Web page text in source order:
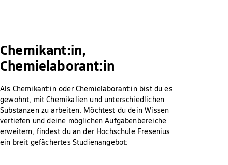
Chemikant:in,
Chemielaborant:in
Als Chemikant:in oder Chemielaborant:in bist du es
gewohnt, mit Chemikalien und unterschiedlichen
Substanzen zu arbeiten. Möchtest du dein Wissen
vertiefen und deine möglichen Aufgabenbereiche
erweitern, findest du an der Hochschule Fresenius
ein breit gefächertes Studienangebot: